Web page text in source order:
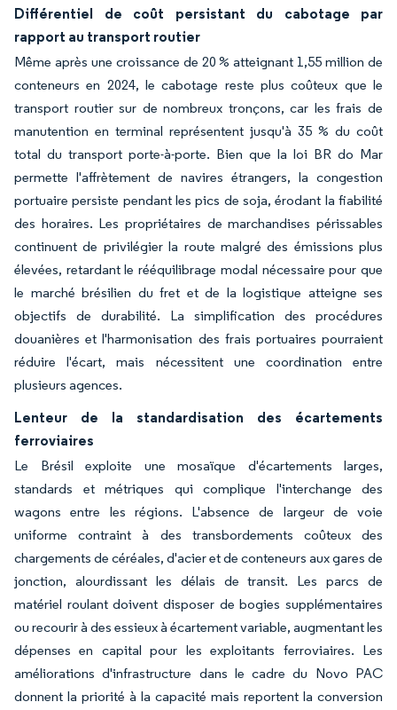
Différentiel de coût persistant du cabotage par
rapport au transport routier
Même après une croissance de 20 % atteignant 1,55 million de
conteneurs en 2024, le cabotage reste plus coûteux que le
transport routier sur de nombreux tronçons, car les frais de
manutention en terminal représentent jusqu'à 35 % du coût
total du transport porte-à-porte. Bien que la loi BR do Mar
permette l'affrètement de navires étrangers, la congestion
portuaire persiste pendant les pics de soja, érodant la fiabilité
des horaires. Les propriétaires de marchandises périssables
continuent de privilégier la route malgré des émissions plus
élevées, retardant le rééquilibrage modal nécessaire pour que
le marché brésilien du fret et de la logistique atteigne ses
objectifs de durabilité. La simplification des procédures
douanières et l'harmonisation des frais portuaires pourraient
réduire l'écart, mais nécessitent une coordination entre
plusieurs agences.
Lenteur de la standardisation des écartements
ferroviaires
Le Brésil exploite une mosaïque d'écartements larges,
standards et métriques qui complique l'interchange des
wagons entre les régions. L'absence de largeur de voie
uniforme contraint à des transbordements coûteux des
chargements de céréales, d'acier et de conteneurs aux gares de
jonction, alourdissant les délais de transit. Les parcs de
matériel roulant doivent disposer de bogies supplémentaires
ou recourir à des essieux à écartement variable, augmentant les
dépenses en capital pour les exploitants ferroviaires. Les
améliorations d'infrastructure dans le cadre du Novo PAC
donnent la priorité à la capacité mais reportent la conversion